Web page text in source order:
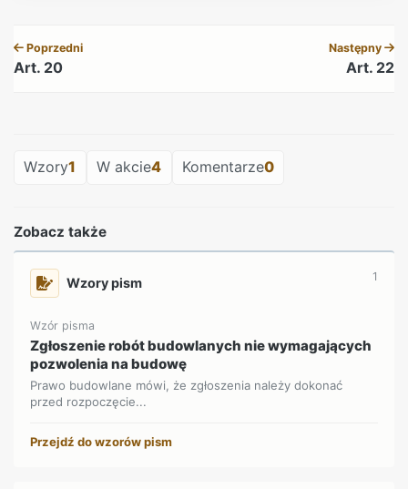
Poprzedni
Art. 20
Następny
Art. 22
Wzory1 W akcie4 Komentarze0
Zobacz także
Wzory pism 1
Wzór pisma
Zgłoszenie robót budowlanych nie wymagających
pozwolenia na budowę
Prawo budowlane mówi, że zgłoszenia należy dokonać
przed rozpoczęcie...
Przejdź do wzorów pism